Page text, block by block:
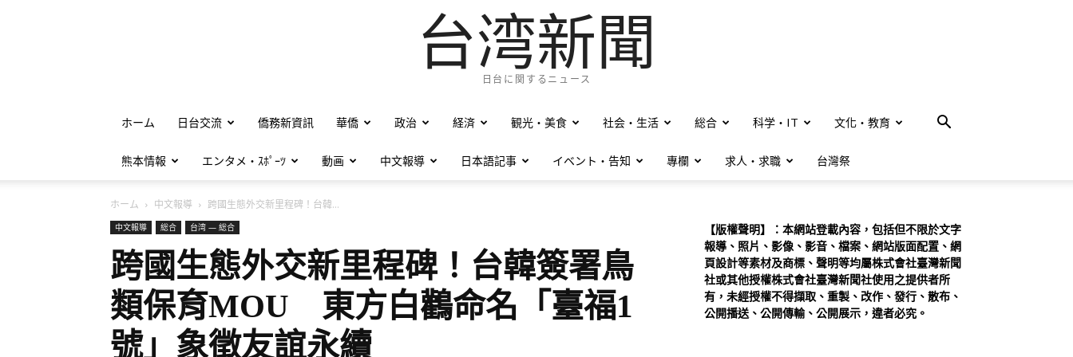
台湾新聞
日台に関するニュース
ホーム 日台交流 僑務新資訊 華僑 政治 経済 観光・美食 社会・生活 総合 科学・IT 文化・教育
熊本情報 エンタメ・ｽﾎﾟｰﾂ 動画 中文報導 日本語記事 イベント・告知 專欄 求人・求職 台灣祭
ホーム 中文報導 跨國生態外交新里程碑！台韓...
中文報導 総合 台湾 — 総合
跨國生態外交新里程碑！台韓簽署鳥
類保育MOU 東方白鸛命名「臺福1
號」象徵友誼永續
【版權聲明】：本網站登載內容，包括但不限於文字
報導、照片、影像、影音、檔案、網站版面配置、網
頁設計等素材及商標、聲明等均屬株式會社臺灣新聞
社或其他授權株式會社臺灣新聞社使用之提供者所
有，未經授權不得擷取、重製、改作、發行、散布、
公開播送、公開傳輸、公開展示，違者必究。